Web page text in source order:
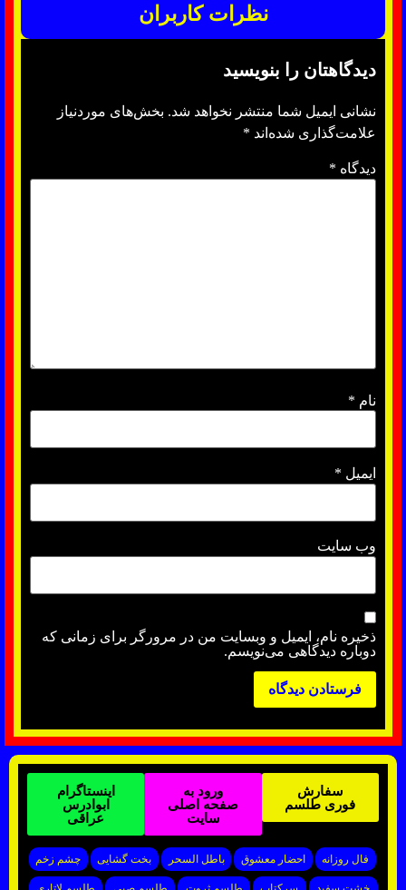
نظرات کاربران
دیدگاهتان را بنویسید
نشانی ایمیل شما منتشر نخواهد شد. بخش‌های موردنیاز
علامت‌گذاری شده‌اند *
دیدگاه *
نام *
ایمیل *
وب‌ سایت
ذخیره نام، ایمیل و وبسایت من در مرورگر برای زمانی که
دوباره دیدگاهی می‌نویسم.
سفارش
فوری طلسم
ورود به
صفحه اصلی
سایت
اینستاگرام
ابوادرس
عراقی
فال روزانه احضار معشوق باطل السحر بخت گشایی چشم زخم